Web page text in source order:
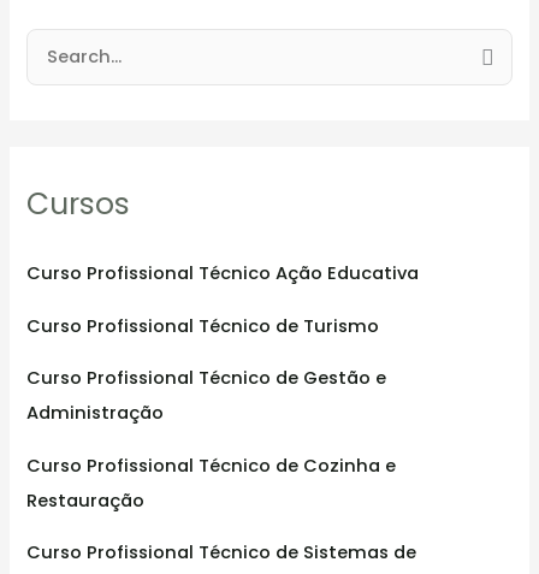
c
f
r
:
Cursos
Curso Profissional Técnico Ação Educativa
Curso Profissional Técnico de Turismo
Curso Profissional Técnico de Gestão e
Administração
Curso Profissional Técnico de Cozinha e
Restauração
Curso Profissional Técnico de Sistemas de